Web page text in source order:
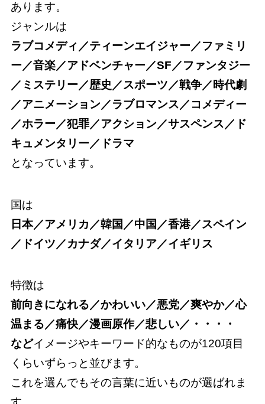
あります。
ジャンルは
ラブコメディ／ティーンエイジャー／ファミリ
ー／音楽／アドベンチャー／SF／ファンタジー
／ミステリー／歴史／スポーツ／戦争／時代劇
／アニメーション／ラブロマンス／コメディー
／ホラー／犯罪／アクション／サスペンス／ド
キュメンタリー／ドラマ
となっています。
国は
日本／アメリカ／韓国／中国／香港／スペイン
／ドイツ／カナダ／イタリア／イギリス
特徴は
前向きになれる／かわいい／悪党／爽やか／心
温まる／痛快／漫画原作／悲しい／・・・・
などイメージやキーワード的なものが120項目
くらいずらっと並びます。
これを選んでもその言葉に近いものが選ばれま